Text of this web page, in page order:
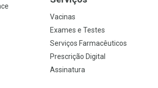
Vacinas
Exames e Testes
Serviços Farmacêuticos
Prescrição Digital
Assinatura